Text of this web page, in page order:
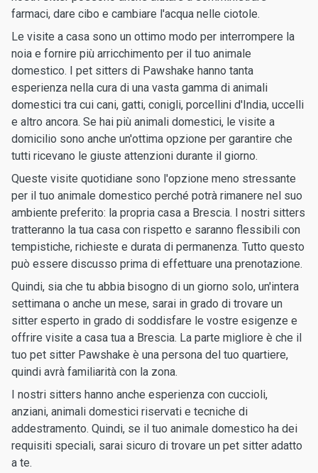
farmaci, dare cibo e cambiare l'acqua nelle ciotole.
Le visite a casa sono un ottimo modo per interrompere la
noia e fornire più arricchimento per il tuo animale
domestico. I pet sitters di Pawshake hanno tanta
esperienza nella cura di una vasta gamma di animali
domestici tra cui cani, gatti, conigli, porcellini d'India, uccelli
e altro ancora. Se hai più animali domestici, le visite a
domicilio sono anche un'ottima opzione per garantire che
tutti ricevano le giuste attenzioni durante il giorno.
Queste visite quotidiane sono l'opzione meno stressante
per il tuo animale domestico perché potrà rimanere nel suo
ambiente preferito: la propria casa a Brescia. I nostri sitters
tratteranno la tua casa con rispetto e saranno flessibili con
tempistiche, richieste e durata di permanenza. Tutto questo
può essere discusso prima di effettuare una prenotazione.
Quindi, sia che tu abbia bisogno di un giorno solo, un'intera
settimana o anche un mese, sarai in grado di trovare un
sitter esperto in grado di soddisfare le vostre esigenze e
offrire visite a casa tua a Brescia. La parte migliore è che il
tuo pet sitter Pawshake è una persona del tuo quartiere,
quindi avrà familiarità con la zona.
I nostri sitters hanno anche esperienza con cuccioli,
anziani, animali domestici riservati e tecniche di
addestramento. Quindi, se il tuo animale domestico ha dei
requisiti speciali, sarai sicuro di trovare un pet sitter adatto
a te.